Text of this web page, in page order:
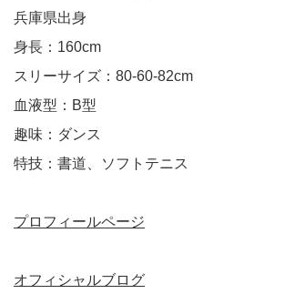
兵庫県出身
身長：160cm
スリーサイズ：80-60-82cm
血液型：B型
趣味：ダンス
特技：書道、ソフトテニス
プロフィールページ
オフィシャルブログ